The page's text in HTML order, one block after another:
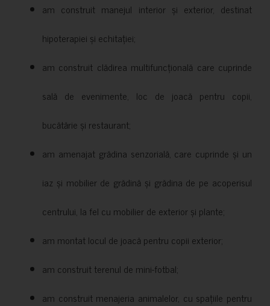
am construit manejul interior și exterior, destinat
hipoterapiei și echitației;
am construit clădirea multifuncțională care cuprinde
sală de evenimente, loc de joacă pentru copii,
bucătărie și restaurant;
am amenajat grădina senzorială, care cuprinde și un
iaz și mobilier de grădină și grădina de pe acoperisul
centrului, la fel cu mobilier de exterior și plante;
am montat locul de joacă pentru copii exterior;
am construit terenul de mini-fotbal;
am construit menajeria animalelor, cu spațiile pentru